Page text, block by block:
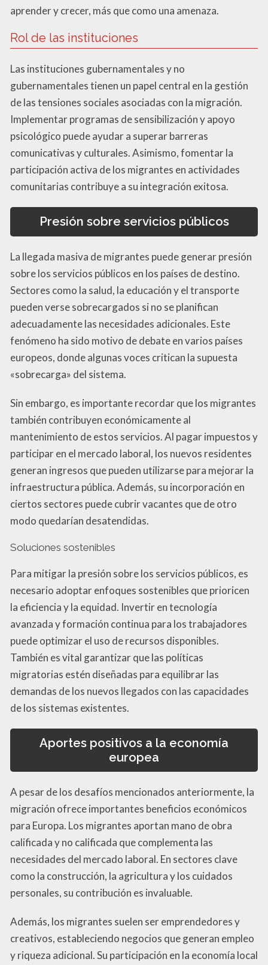
aprender y crecer, más que como una amenaza.
Rol de las instituciones
Las instituciones gubernamentales y no
gubernamentales tienen un papel central en la gestión
de las tensiones sociales asociadas con la migración.
Implementar programas de sensibilización y apoyo
psicológico puede ayudar a superar barreras
comunicativas y culturales. Asimismo, fomentar la
participación activa de los migrantes en actividades
comunitarias contribuye a su integración exitosa.
Presión sobre servicios públicos
La llegada masiva de migrantes puede generar presión
sobre los servicios públicos en los países de destino.
Sectores como la salud, la educación y el transporte
pueden verse sobrecargados si no se planifican
adecuadamente las necesidades adicionales. Este
fenómeno ha sido motivo de debate en varios países
europeos, donde algunas voces critican la supuesta
«sobrecarga» del sistema.
Sin embargo, es importante recordar que los migrantes
también contribuyen económicamente al
mantenimiento de estos servicios. Al pagar impuestos y
participar en el mercado laboral, los nuevos residentes
generan ingresos que pueden utilizarse para mejorar la
infraestructura pública. Además, su incorporación en
ciertos sectores puede cubrir vacantes que de otro
modo quedarían desatendidas.
Soluciones sostenibles
Para mitigar la presión sobre los servicios públicos, es
necesario adoptar enfoques sostenibles que prioricen
la eficiencia y la equidad. Invertir en tecnología
avanzada y formación continua para los trabajadores
puede optimizar el uso de recursos disponibles.
También es vital garantizar que las políticas
migratorias estén diseñadas para equilibrar las
demandas de los nuevos llegados con las capacidades
de los sistemas existentes.
Aportes positivos a la economía
europea
A pesar de los desafíos mencionados anteriormente, la
migración ofrece importantes beneficios económicos
para Europa. Los migrantes aportan mano de obra
calificada y no calificada que complementa las
necesidades del mercado laboral. En sectores clave
como la construcción, la agricultura y los cuidados
personales, su contribución es invaluable.
Además, los migrantes suelen ser emprendedores y
creativos, estableciendo negocios que generan empleo
y riqueza adicional. Su participación en la economía local